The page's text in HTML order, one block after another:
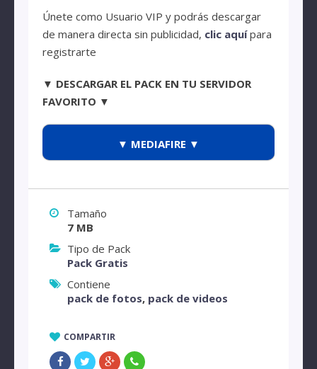
Únete como Usuario VIP y podrás descargar
de manera directa sin publicidad, clic aquípara
registrarte
▼ DESCARGAR EL PACK EN TU SERVIDOR
FAVORITO ▼
▼ MEDIAFIRE ▼
Tamaño
7 MB
Tipo de Pack
Pack Gratis
Contiene
pack de fotos, pack de videos
COMPARTIR